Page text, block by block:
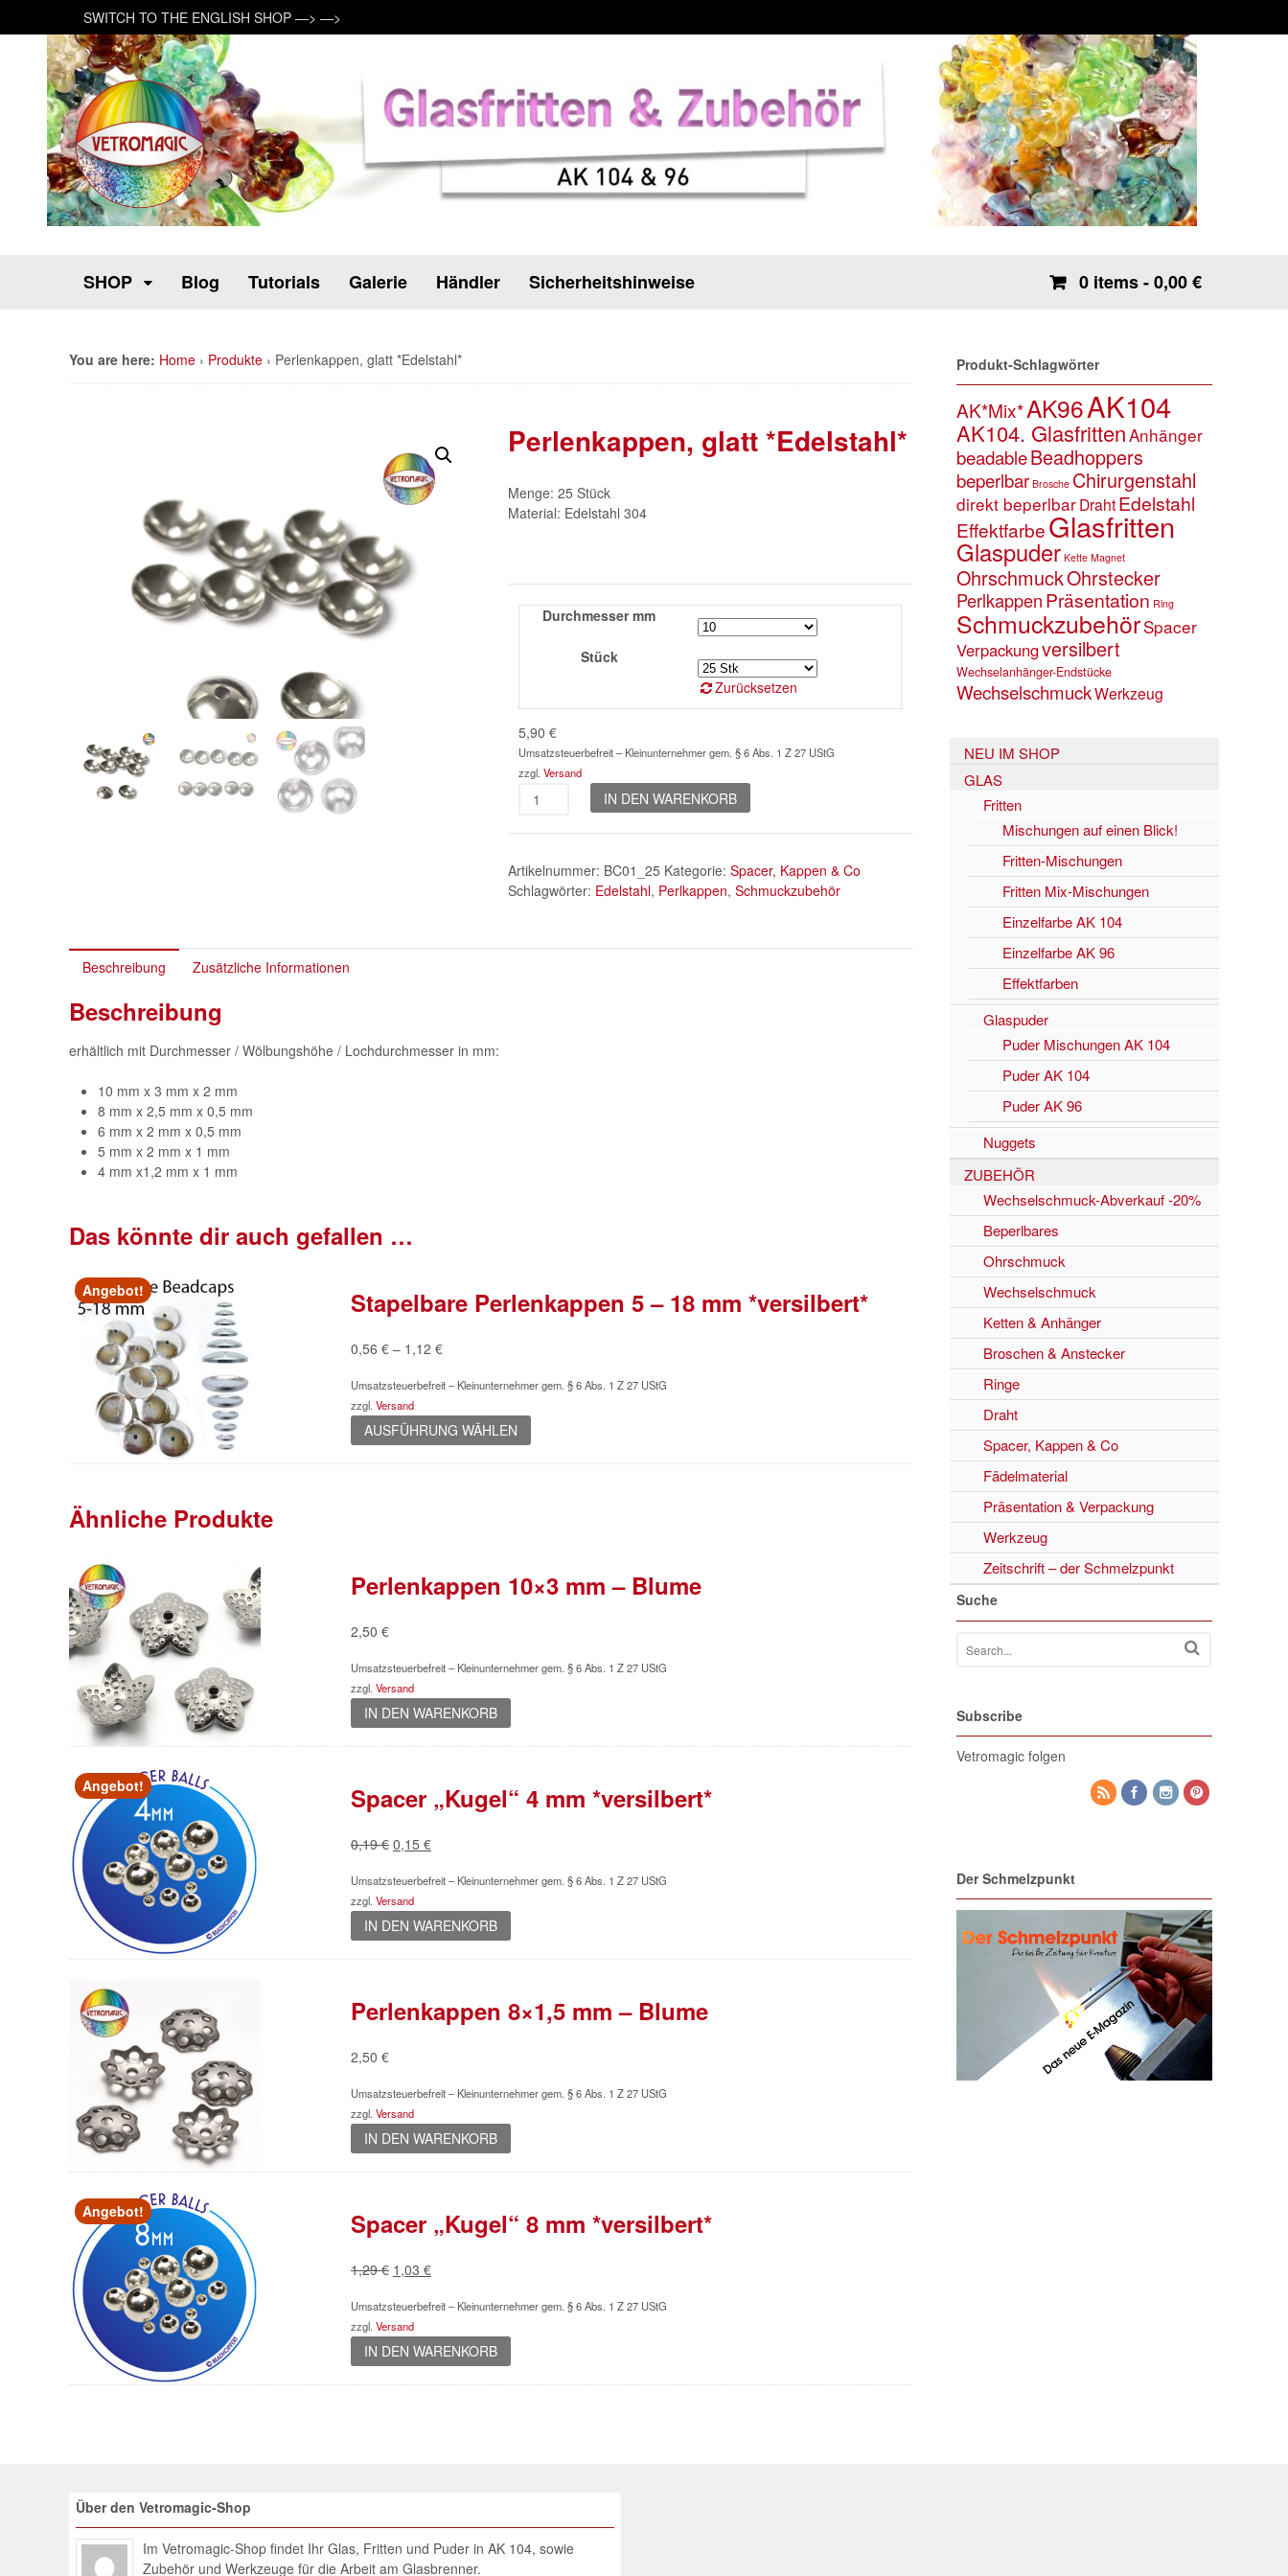
SWITCH TO THE ENGLISH SHOP —> —>
SHOP Blog Tutorials Galerie Händler Sicherheitshinweise 0 items- 0,00 €
You are here: Home › Produkte › Perlenkappen, glatt *Edelstahl*
Perlenkappen, glatt *Edelstahl*
Menge: 25 Stück
Material: Edelstahl 304
Durchmesser mm
Stück
Zurücksetzen
5,90€
Umsatzsteuerbefreit – Kleinunternehmer gem. § 6 Abs. 1 Z 27 UStG
zzgl.Versand
Perlenkappen,
*Edelstahl*
IN DEN WARENKORB
Artikelnummer: BC01_25 Kategorie: Spacer, Kappen & Co
Schlagwörter: Edelstahl, Perlkappen, Schmuckzubehör
Beschreibung Zusätzliche Informationen
Beschreibung
erhältlich mit Durchmesser / Wölbungshöhe / Lochdurchmesser in mm:
10 mm x 3 mm x 2 mm
8 mm x 2,5 mm x 0,5 mm
6 mm x 2 mm x 0,5 mm
5 mm x 2 mm x 1 mm
4 mm x1,2 mm x 1 mm
Das könnte dir auch gefallen …
Angebot! Stapelbare Perlenkappen 5 – 18 mm *versilbert*
0,56 € – 1,12 €Preisspanne:
bis
Umsatzsteuerbefreit – Kleinunternehmer gem. § 6 Abs. 1 Z 27 UStG
zzgl. Versand
AUSFÜHRUNG WÄHLEN
Dieses
Produkt
weist
können
gewählt
Ähnliche Produkte
Perlenkappen 10×3 mm – Blume
2,50 €
Umsatzsteuerbefreit – Kleinunternehmer gem. § 6 Abs. 1 Z 27 UStG
zzgl. Versand
IN DEN WARENKORB
Angebot! Spacer „Kugel“ 4 mm *versilbert*
0,19€ Ursprünglicher
war:
0,19 €
0,15 €Aktueller
ist:
Umsatzsteuerbefreit – Kleinunternehmer gem. § 6 Abs. 1 Z 27 UStG
zzgl. Versand
IN DEN WARENKORB
Perlenkappen 8×1,5 mm – Blume
2,50 €
Umsatzsteuerbefreit – Kleinunternehmer gem. § 6 Abs. 1 Z 27 UStG
zzgl. Versand
IN DEN WARENKORB
Angebot! Spacer „Kugel“ 8 mm *versilbert*
1,29€ Ursprünglicher
war:
1,29 €
1,03 €Aktueller
ist:
Umsatzsteuerbefreit – Kleinunternehmer gem. § 6 Abs. 1 Z 27 UStG
zzgl. Versand
IN DEN WARENKORB
Produkt-Schlagwörter
AK*Mix*AK96AK104
AK104. GlasfrittenAnhänger
beadableBeadhoppers
beperlbar Brosche Chirurgenstahl
direkt beperlbarDrahtEdelstahl
EffektfarbeGlasfritten
Glaspuder Kette Magnet
OhrschmuckOhrstecker
PerlkappenPräsentation Ring
SchmuckzubehörSpacer
Verpackungversilbert
Wechselanhänger-Endstücke
WechselschmuckWerkzeug
NEU IM SHOP
GLAS
Fritten
Mischungen auf einen Blick!
Fritten-Mischungen
Fritten Mix-Mischungen
Einzelfarbe AK 104
Einzelfarbe AK 96
Effektfarben
Glaspuder
Puder Mischungen AK 104
Puder AK 104
Puder AK 96
Nuggets
ZUBEHÖR
Wechselschmuck-Abverkauf -20%
Beperlbares
Ohrschmuck
Wechselschmuck
Ketten & Anhänger
Broschen & Anstecker
Ringe
Draht
Spacer, Kappen & Co
Fädelmaterial
Präsentation & Verpackung
Werkzeug
Zeitschrift – der Schmelzpunkt
Suche
Subscribe
Vetromagic folgen
Der Schmelzpunkt
Über den Vetromagic-Shop
Im Vetromagic-Shop findet Ihr Glas, Fritten und Puder in AK 104, sowie
Zubehör und Werkzeuge für die Arbeit am Glasbrenner.